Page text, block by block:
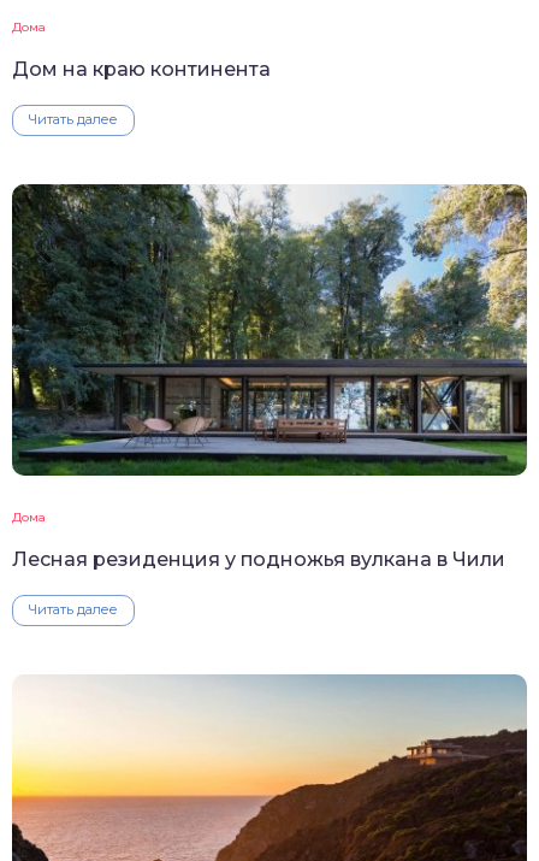
Дома
Дом на краю континента
Читать далее
Дома
Лесная резиденция у подножья вулкана в Чили
Читать далее